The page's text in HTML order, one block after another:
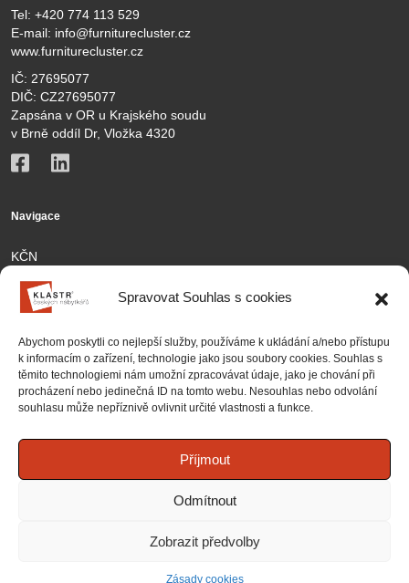
Spravovat Souhlas s cookies
Abychom poskytli co nejlepší služby, používáme k ukládání a/nebo přístupu
k informacím o zařízení, technologie jako jsou soubory cookies. Souhlas s
těmito technologiemi nám umožní zpracovávat údaje, jako je chování při
procházení nebo jedinečná ID na tomto webu. Nesouhlas nebo odvolání
souhlasu může nepříznivě ovlivnit určité vlastnosti a funkce.
Příjmout
Odmítnout
Zobrazit předvolby
Zásady cookies
Tel: +420 774 113 529
E-mail: info@furniturecluster.cz
www.furniturecluster.cz
IČ: 27695077
DIČ: CZ27695077
Zapsána v OR u Krajského soudu
v Brně oddíl Dr, Vložka 4320
Navigace
KČN
Členové
Kontakt
Partnership
Projekty
Zásady cookies (EU)
Národní projekty
© 2026 Klastr českých nábytkářů, družstvo